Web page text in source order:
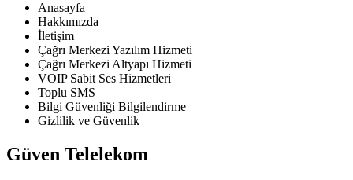
Anasayfa
Hakkımızda
İletişim
Çağrı Merkezi Yazılım Hizmeti
Çağrı Merkezi Altyapı Hizmeti
VOIP Sabit Ses Hizmetleri
Toplu SMS
Bilgi Güvenliği Bilgilendirme
Gizlilik ve Güvenlik
Güven Telelekom